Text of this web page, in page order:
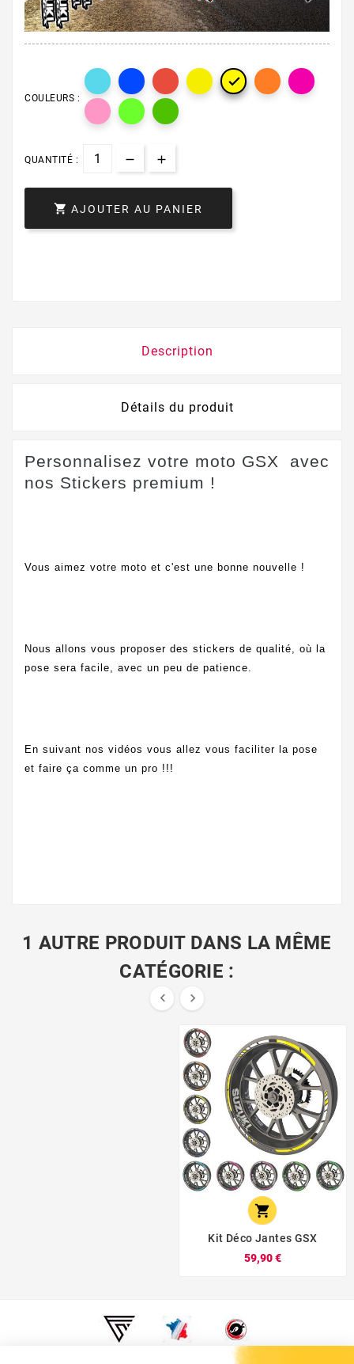
COULEURS :

QUANTITÉ :
 AJOUTER AU PANIER
Description
Détails du produit
Personnalisez votre moto GSX avec
nos Stickers premium !
Vous aimez votre moto et c'est une bonne nouvelle !
Nous allons vous proposer des stickers de qualité, où la
pose sera facile, avec un peu de patience.
En suivant nos vidéos vous allez vous faciliter la pose
et faire ça comme un pro !!!
1 AUTRE PRODUIT DANS LA MÊME
CATÉGORIE :
 

Kit Déco Jantes GSX
59,90 €